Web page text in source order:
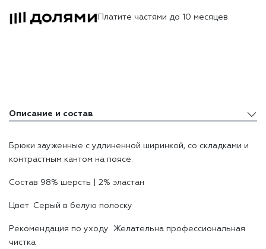
Платите частями до 10 месяцев
Описание и состав
Доставка и оплата
Брюки зауженные с удлиненной ширинкой, со складками и
контрастным кантом на поясе.
Состав 98% шерсть | 2% эластан
Цвет Серый в белую полоску
Рекомендация по уходу Желательна профессиональная
чистка